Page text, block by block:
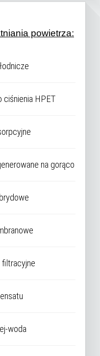
powietrza:
ciśnienia HPET
na gorąco
woda